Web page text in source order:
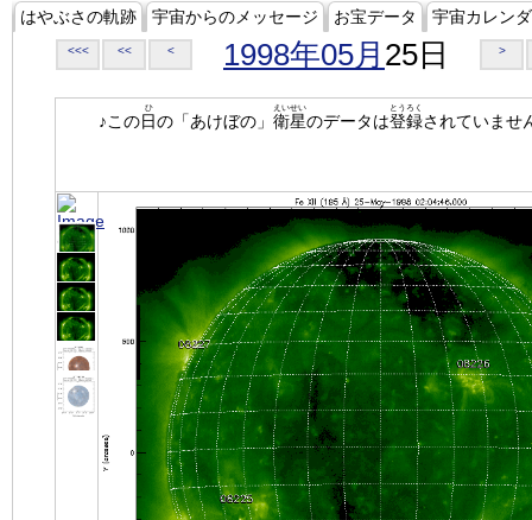
はやぶさの軌跡 宇宙からのメッセージ お宝データ 宇宙カレン
<<< << < 1998年05月 25日 >
♪この日
ひ
の「あけぼの」 衛星
えいせい
のデータは登録
とうろく
されていませ